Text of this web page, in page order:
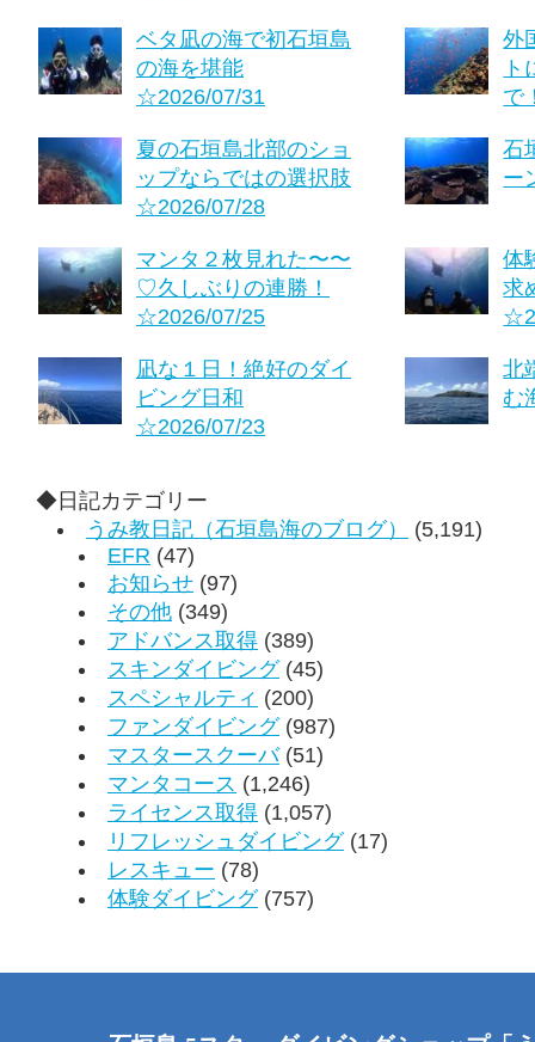
ベタ凪の海で初石垣島
の海を堪能
☆2026/07/31
外
ト
で
夏の石垣島北部のショ
ップならではの選択肢
☆2026/07/28
石
ー
マンタ２枚見れた〜〜
♡久しぶりの連勝！
☆2026/07/25
体
求
凪な１日！絶好のダイ
ビング日和
☆2026/07/23
北
む
◆日記カテゴリー
うみ教日記（石垣島海のブログ）
(5,191)
EFR (47)
お知らせ (97)
その他 (349)
アドバンス取得 (389)
スキンダイビング(45)
スペシャルティ (200)
ファンダイビング(987)
マスタースクーバ(51)
マンタコース (1,246)
ライセンス取得 (1,057)
リフレッシュダイビング(17)
レスキュー (78)
体験ダイビング(757)